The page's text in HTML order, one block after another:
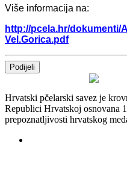
Više informacija na:
http://pcela.hr/dokumenti/
Vel.Gorica.pdf
Podijeli
Hrvatski pčelarski savez je
Republici Hrvatskoj osnovana
prepoznatljivosti hrvatskog